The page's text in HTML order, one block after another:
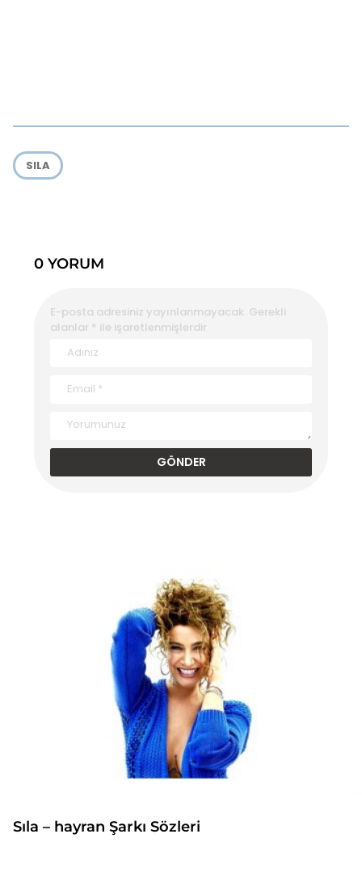
SILA
0 YORUM
E-posta adresiniz yayınlanmayacak. Gerekli
alanlar * ile işaretlenmişlerdir
Sıla – hayran Şarkı Sözleri